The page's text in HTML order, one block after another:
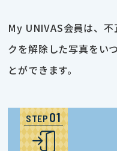
My UNIVAS会員は、
クを解除した写真をい
とができます。
STEP